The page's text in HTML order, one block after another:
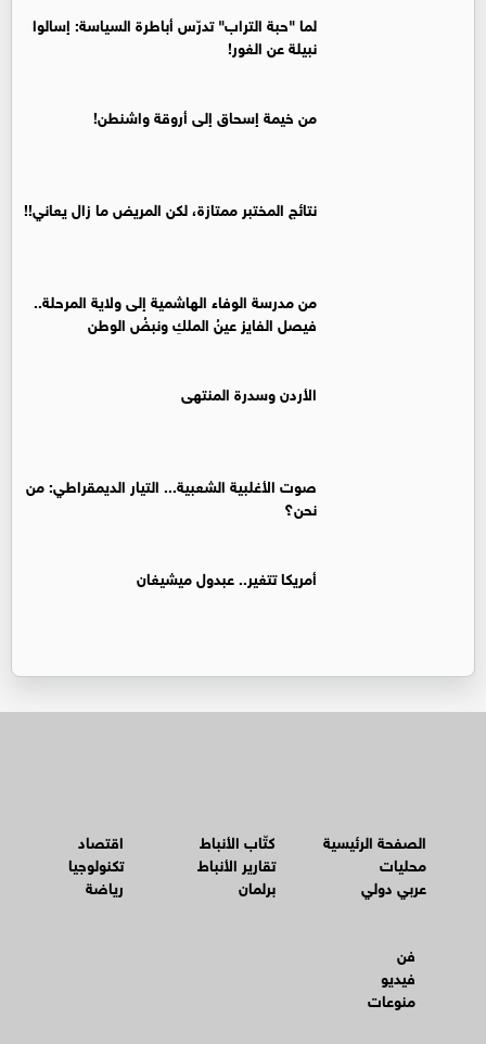
لما "حبة التراب" تدرّس أباطرة السياسة: إسالوا
نبيلة عن الغور!
من خيمة إسحاق إلى أروقة واشنطن!
نتائج المختبر ممتازة، لكن المريض ما زال يعاني!!
من مدرسة الوفاء الهاشمية إلى ولاية المرحلة..
فيصل الفايز عينُ الملكِ ونبضُ الوطن
الأردن وسدرة المنتهى
صوت الأغلبية الشعبية... التيار الديمقراطي: من
نحن؟
أمريكا تتغير.. عبدول ميشيغان
الصفحة الرئيسية
محليات
عربي دولي
كتّاب الأنباط
تقارير الأنباط
برلمان
اقتصاد
تكنولوجيا
رياضة
فن
فيديو
منوعات